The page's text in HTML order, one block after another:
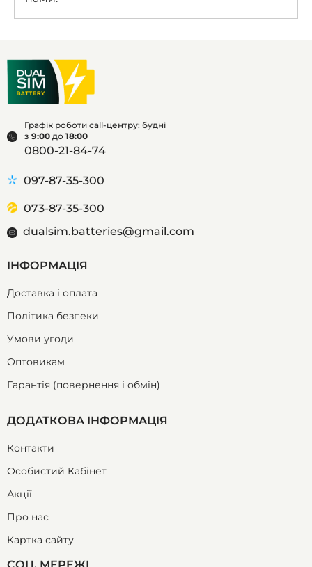
Графік роботи call-центру: будні
з 9:00 до 18:00
0800-21-84-74
097-87-35-300
073-87-35-300
dualsim.batteries@gmail.com
ІНФОРМАЦІЯ
Доставка і оплата
Політика безпеки
Умови угоди
Оптовикам
Гарантія (повернення і обмін)
ДОДАТКОВА ІНФОРМАЦІЯ
Контакти
Особистий Кабінет
Акції
Про нас
Картка сайту
СОЦ. МЕРЕЖІ